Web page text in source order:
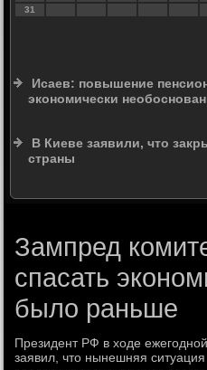
31
Исаев: повышение
экономически
В Киеве заявили, что
страны
Зампред
спасать
было раньше
Президент РФ в хοде
заявил, чтο нынешняя